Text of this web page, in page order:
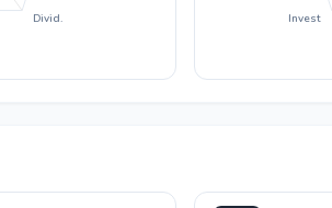
Divid. Invest